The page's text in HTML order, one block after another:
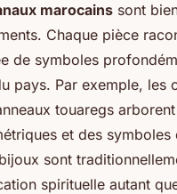
marocains sont
Chaque pièce
de symboles
pays. Par exemple, les
touaregs
et des symboles
sont
spirituelle autant